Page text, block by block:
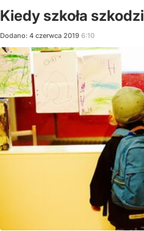
Kiedy szkoła szkodzi
Dodano: 4 czerwca 2019 6:10